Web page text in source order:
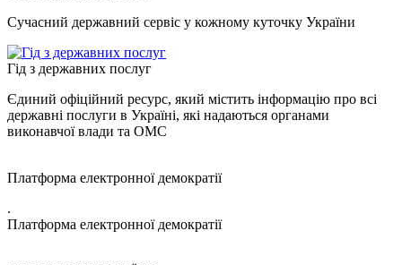
Сучасний державний сервіс у кожному куточку України
Гід з державних послуг
Єдиний офіційний ресурс, який містить інформацію про всі
державні послуги в Україні, які надаються органами
виконавчої влади та ОМС
Платформа електронної демократії
.
Платформа електронної демократії